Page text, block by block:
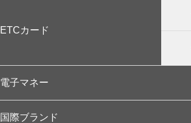
ETCカード
電子マネー
国際ブランド